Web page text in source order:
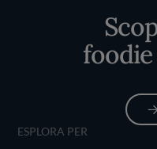
ESPLORA PER